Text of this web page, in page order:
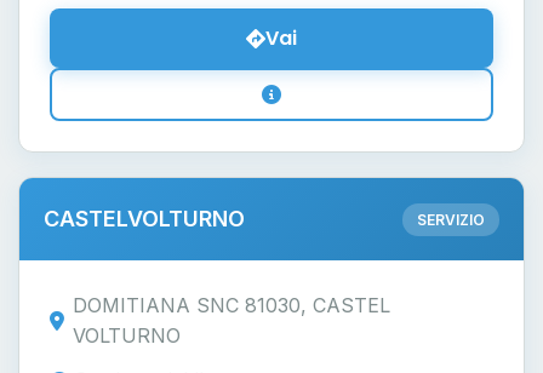
Vai
CASTELVOLTURNO SERVIZIO
DOMITIANA SNC 81030, CASTEL
VOLTURNO